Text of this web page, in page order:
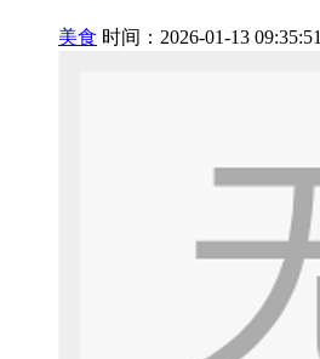
美食 时间：2026-01-13 09:35:51